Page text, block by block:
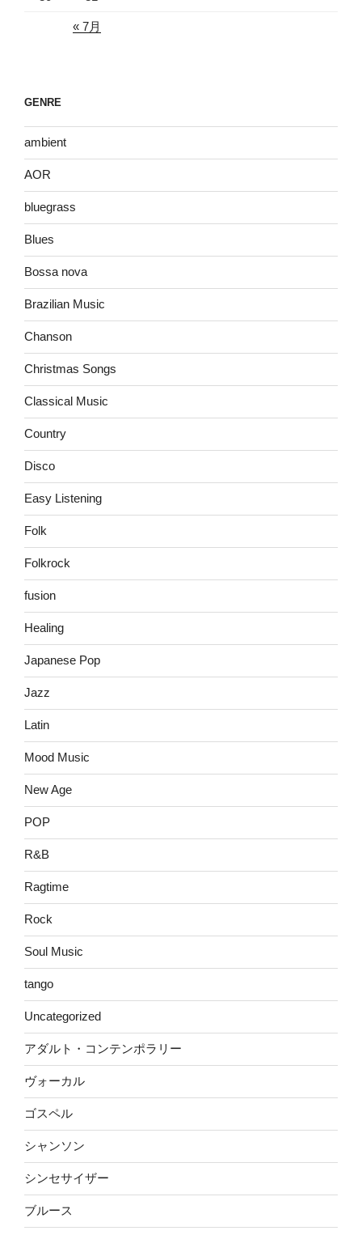
« 7月
GENRE
ambient
AOR
bluegrass
Blues
Bossa nova
Brazilian Music
Chanson
Christmas Songs
Classical Music
Country
Disco
Easy Listening
Folk
Folkrock
fusion
Healing
Japanese Pop
Jazz
Latin
Mood Music
New Age
POP
R&B
Ragtime
Rock
Soul Music
tango
Uncategorized
アダルト・コンテンポラリー
ヴォーカル
ゴスペル
シャンソン
シンセサイザー
ブルース